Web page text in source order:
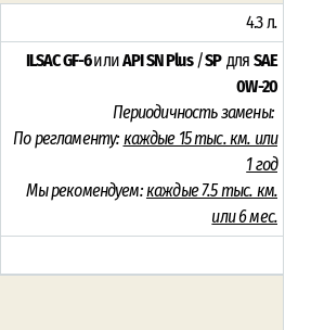
4.3 л.
ILSAC GF-6илиAPI SN Plus/SP для SAE
0W-20
Периодичность замены:
По регламенту: каждые 15 тыс. км. или
1 год
Мы рекомендуем:каждые 7.5 тыс. км.
или 6 мес.